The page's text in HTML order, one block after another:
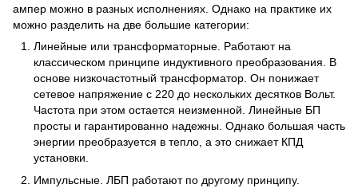
ампер можно в разных исполнениях. Однако на практике их
можно разделить на две большие категории:
Линейные или трансформаторные. Работают на
классическом принципе индуктивного преобразования. В
основе низкочастотный трансформатор. Он понижает
сетевое напряжение с 220 до нескольких десятков Вольт.
Частота при этом остается неизменной. Линейные БП
просты и гарантированно надежны. Однако большая часть
энергии преобразуется в тепло, а это снижает КПД
установки.
Импульсные. ЛБП работают по другому принципу.